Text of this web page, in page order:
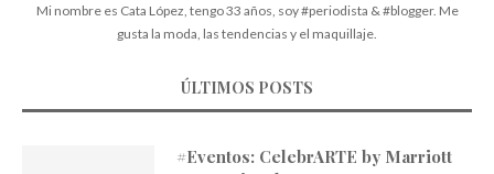
Mi nombre es Cata López, tengo 33 años, soy #periodista & #blogger. Me
gusta la moda, las tendencias y el maquillaje.
ÚLTIMOS POSTS
#Eventos: CelebrARTE by Marriott